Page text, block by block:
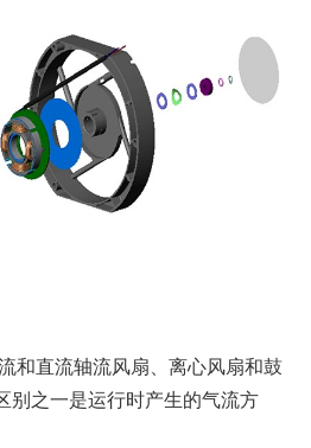
和直流轴流风扇、离心风扇和鼓
别之一是运行时产生的气流方